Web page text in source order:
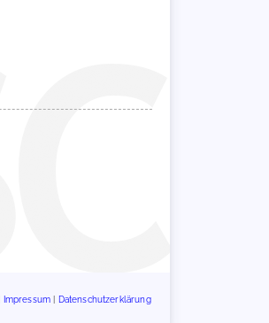
Impressum Datenschutzerklärung